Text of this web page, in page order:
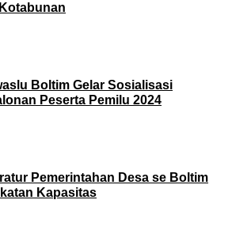
Boltim Gelar Sosialisasi
Peserta Pemilu 2024
Pemerintahan Desa se Boltim
Kapasitas